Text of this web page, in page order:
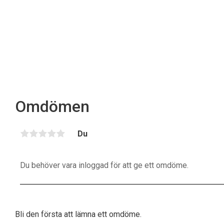
Omdömen
Du
Bli den första att lämna ett omdöme.